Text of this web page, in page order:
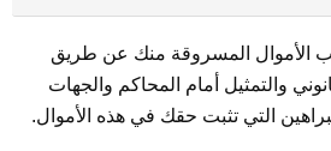
الأموال المسروقة منك عن طريق
والتمثيل أمام المحاكم والجهات
التي تثبت حقك في هذه الأموال.